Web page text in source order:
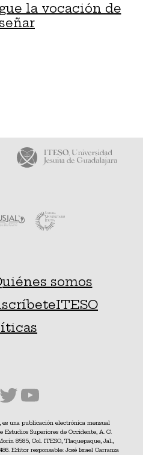
la vocación de
somos
ITESO
Twitter
YouTube
una publicación electrónica mensual
Superiores de Occidente, A. C.
8585, Col. ITESO, Tlaquepaque, Jal.,
Editor responsable: José Israel Carranza